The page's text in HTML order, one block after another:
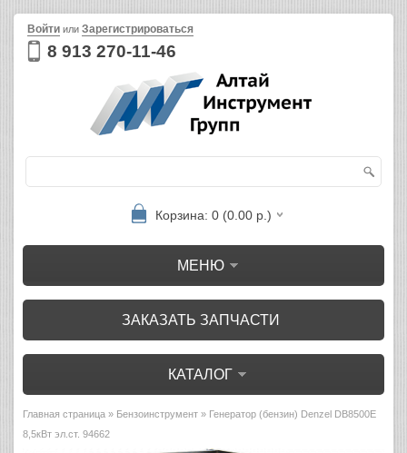
8 913 270-11-46
Войти или Зарегистрироваться
Корзина: 0 (0.00 р.)
МЕНЮ
ЗАКАЗАТЬ ЗАПЧАСТИ
КАТАЛОГ
Главная страница » Бензоинструмент » Генератор (бензин) Denzel DB8500E
8,5кВт эл.ст. 94662